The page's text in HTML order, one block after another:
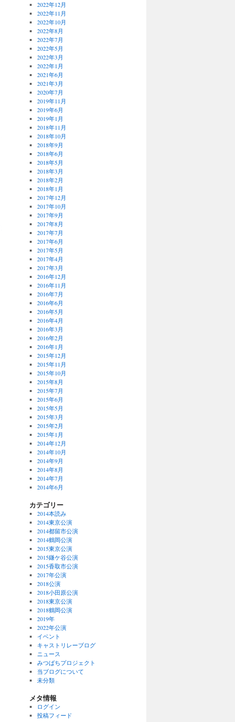
2022年12月
2022年11月
2022年10月
2022年8月
2022年7月
2022年5月
2022年3月
2022年1月
2021年6月
2021年3月
2020年7月
2019年11月
2019年6月
2019年1月
2018年11月
2018年10月
2018年9月
2018年6月
2018年5月
2018年3月
2018年2月
2018年1月
2017年12月
2017年10月
2017年9月
2017年8月
2017年7月
2017年6月
2017年5月
2017年4月
2017年3月
2016年12月
2016年11月
2016年7月
2016年6月
2016年5月
2016年4月
2016年3月
2016年2月
2016年1月
2015年12月
2015年11月
2015年10月
2015年8月
2015年7月
2015年6月
2015年5月
2015年3月
2015年2月
2015年1月
2014年12月
2014年10月
2014年9月
2014年8月
2014年7月
2014年6月
カテゴリー
2014本読み
2014東京公演
2014都留市公演
2014鶴岡公演
2015東京公演
2015鎌ケ谷公演
2015香取市公演
2017年公演
2018公演
2018小田原公演
2018東京公演
2018鶴岡公演
2019年
2022年公演
イベント
キャストリレーブログ
ニュース
みつばちプロジェクト
当ブログについて
未分類
メタ情報
ログイン
投稿フィード